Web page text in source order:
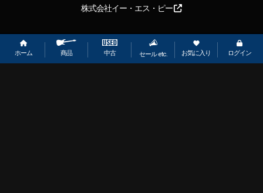
ホーム 商品 中古 セール etc. お気に入り ログイン
株式会社イー・エス・ピー
Copyright 2026【ESP直営】BIGBOSS オンラインマーケット(ギター＆
ベース). All rights reserved.